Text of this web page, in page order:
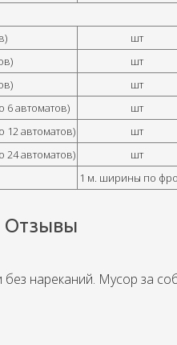
шт
шт
шт
6 автоматов)
шт
12 автоматов)
шт
24 автоматов)
шт
1 м. ширины по
Отзывы
нареканий. Мусор за